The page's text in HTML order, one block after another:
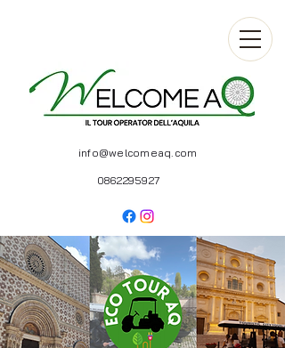
info@welcomeaq.com
0862295927